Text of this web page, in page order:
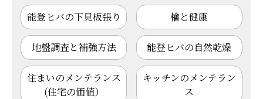
能登ヒバの下見板張り 檜と健康
地盤調査と補強方法 能登ヒバの自然乾燥
住まいのメンテランス
(住宅の価値）
キッチンのメンテラン
ス